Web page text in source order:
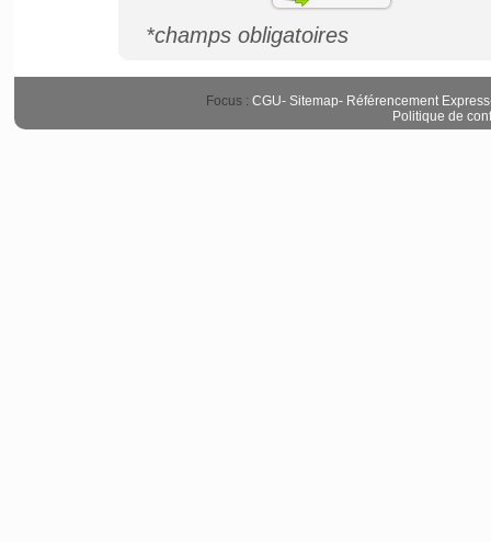
*champs obligatoires
Focus : CGU- Sitemap- Référencement Express
Politique de